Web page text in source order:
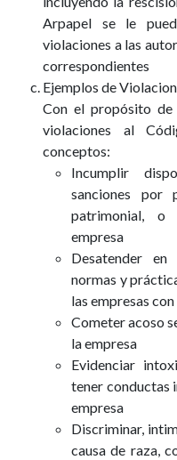
Arpapel se le
violaciones a las
correspondientes
Ejemplos de
Con el propósito
violaciones al
conceptos:
Incumplir
sanciones por
patrimonial, o
empresa
Desatender
normas y
las empresas
Cometer acoso
la empresa
Evidenciar
tener conductas
empresa
Discriminar,
causa de raza,